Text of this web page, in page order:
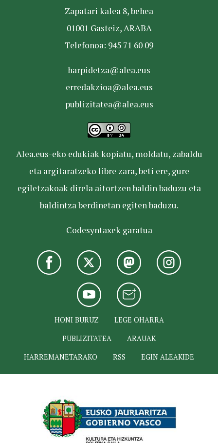
Zapatari kalea 8, behea
01001 Gasteiz, ARABA
Telefonoa: 945 71 60 09
harpidetza@alea.eus
erredakzioa@alea.eus
publizitatea@alea.eus
Alea.eus-eko edukiak kopiatu, moldatu, zabaldu
eta argitaratzeko libre zara, beti ere, gure
egiletzakoak direla aitortzen baldin baduzu eta
baldintza berdinetan egiten baduzu.
Codesyntaxek garatua
HONI BURUZ
LEGE OHARRA
PUBLIZITATEA
ARAUAK
HARREMANETARAKO
RSS EGIN ALEAKIDE